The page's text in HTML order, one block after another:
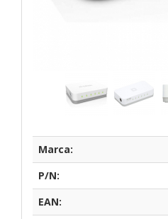
Marca:
P/N:
EAN: